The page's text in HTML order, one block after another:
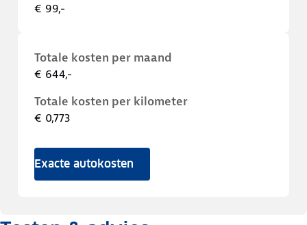
€ 99,-
Totale kosten per maand
€ 644,-
Totale kosten per kilometer
€ 0,773
Exacte autokosten